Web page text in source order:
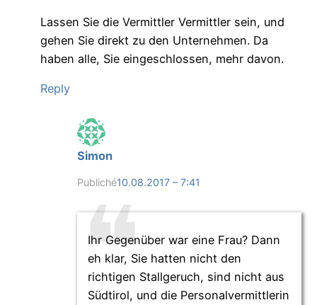
Lassen Sie die Vermittler Vermittler sein, und
gehen Sie direkt zu den Unternehmen. Da
haben alle, Sie eingeschlossen, mehr davon.
Reply
Simon
Publiché10.08.2017 – 7:41
Ihr Gegenüber war eine Frau? Dann
eh klar, Sie hatten nicht den
richtigen Stallgeruch, sind nicht aus
Südtirol, und die Personalvermittlerin